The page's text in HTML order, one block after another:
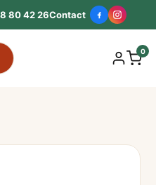
80 42 26Contact
0